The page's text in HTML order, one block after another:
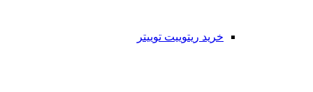
خرید ریتوییت توییتر